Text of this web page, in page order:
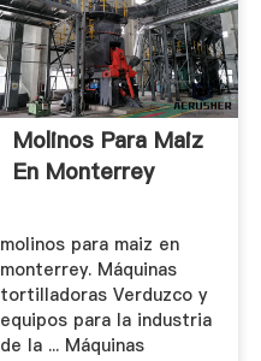
Molinos Para Maiz
En Monterrey
molinos para maiz en
monterrey. Máquinas
tortilladoras Verduzco y
equipos para la industria
de la ... Máquinas